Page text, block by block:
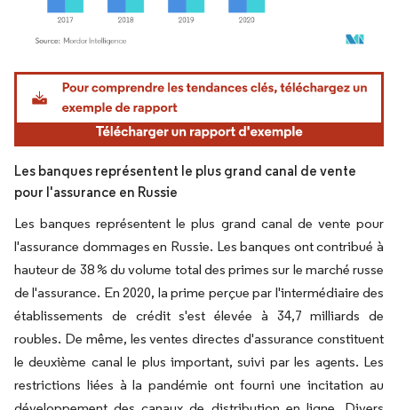
Image © Mordor Intelligence. La réutilisation nécessite une attribution sous CC BY
Les banques représentent le plus grand canal de vente
pour l'assurance en Russie
Les banques représentent le plus grand canal de vente pour
l'assurance dommages en Russie. Les banques ont contribué à
hauteur de 38 % du volume total des primes sur le marché russe
de l'assurance. En 2020, la prime perçue par l'intermédiaire des
établissements de crédit s'est élevée à 34,7 milliards de
roubles. De même, les ventes directes d'assurance constituent
le deuxième canal le plus important, suivi par les agents. Les
restrictions liées à la pandémie ont fourni une incitation au